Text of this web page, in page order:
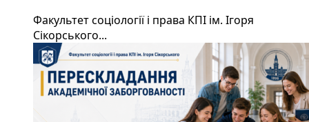
Факультет соціології і права КПІ ім. Ігоря
Сікорського...